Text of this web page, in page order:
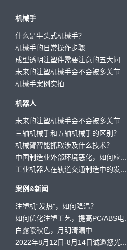
机械手
什么是牛头式机械手？
机械手的日常操作步骤
成型透明注塑件需要注意的五大问...
未来的注塑机械手会不会被多关节...
机械手案例实拍
机器人
未来的注塑机械手会不会被多关节...
三轴机械手和五轴机械手的区别？
机械臂智能抓取涉及什么技术？
中国制造业外部环境恶化，如何应...
工业机器人在轨道交通制造中的发...
案例&新闻
注塑机“发热”，如何降温？
如何优化注塑工艺，提高PC/ABS电...
白露暧秋色，月明清漏中
2022年8月12日-8月14日诚邀您光...